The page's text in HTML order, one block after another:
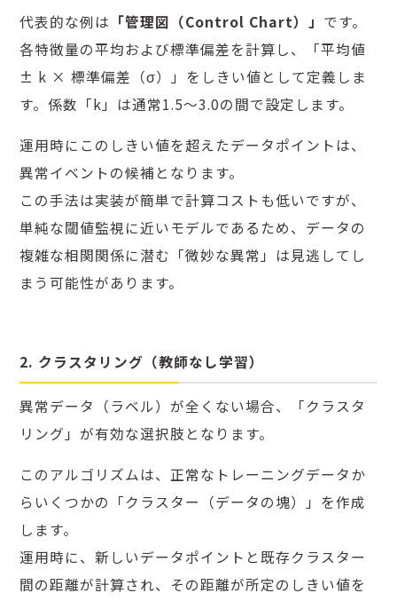
代表的な例は 「管理図（Control Chart）」 です。
各特徴量の平均および標準偏差を計算し、「平均値
± k × 標準偏差（σ）」をしきい値として定義しま
す。係数「k」は通常1.5～3.0の間で設定します。
運用時にこのしきい値を超えたデータポイントは、
異常イベントの候補となります。
この手法は実装が簡単で計算コストも低いですが、
単純な閾値監視に近いモデルであるため、データの
複雑な相関関係に潜む「微妙な異常」は見逃してし
まう可能性があります。
2. クラスタリング（教師なし学習）
異常データ（ラベル）が全くない場合、「クラスタ
リング」が有効な選択肢となります。
このアルゴリズムは、正常なトレーニングデータか
らいくつかの「クラスター（データの塊）」を作成
します。
運用時に、新しいデータポイントと既存クラスター
間の距離が計算され、その距離が所定のしきい値を